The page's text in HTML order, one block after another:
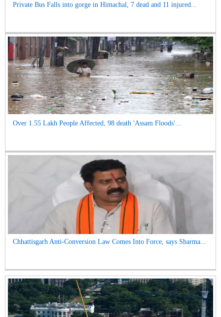
Private Bus Falls into gorge in Himachal, 7 dead and 11 injured...
Over 1.55 Lakh People Affected, 98 death 'Assam Floods'...
Chhattisgarh Anti-Conversion Law Comes Into Force, says Sharma...